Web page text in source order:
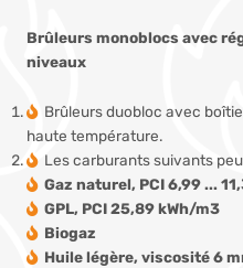
Brûleurs monoblocs avec
niveaux
Brûleurs duobloc avec
haute température.
Les carburants suivants
Gaz naturel, PCI 6,99 ...
GPL, PCI 25,89 kWh/m3
Biogaz
Huile légère, viscosité 6